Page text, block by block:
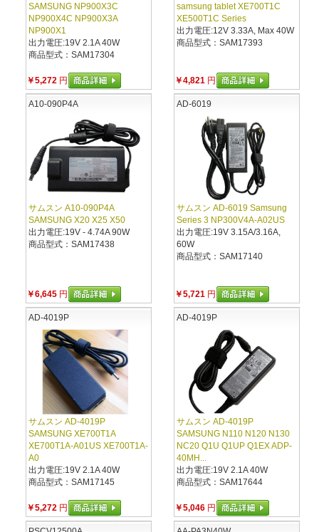
SAMSUNG NP900X3C
NP900X4C NP900X3A
NP900X1
出力電圧:19V 2.1A 40W
商品型式：SAM17304
￥5,272 円
samsung tablet XE700T1C
XE500T1C Series
出力電圧:12V 3.33A, Max 40W
商品型式：SAM17393
￥4,821 円
A10-090P4A
サムスン A10-090P4A
SAMSUNG X20 X25 X50
出力電圧:19V - 4.74A 90W
商品型式：SAM17438
￥6,645 円
AD-6019
サムスン AD-6019 Samsung
Series 3 NP300V4A-A02US
出力電圧:19V 3.15A/3.16A,
60W
商品型式：SAM17140
￥5,721 円
AD-4019P
サムスン AD-4019P
SAMSUNG XE700T1A
XE700T1A-A01US XE700T1A-
A0
出力電圧:19V 2.1A 40W
商品型式：SAM17145
￥5,272 円
AD-4019P
サムスン AD-4019P
SAMSUNG N110 N120 N130
NC20 Q1U Q1UP Q1EX ADP-
40MH...
出力電圧:19V 2.1A 40W
商品型式：SAM17644
￥5,046 円